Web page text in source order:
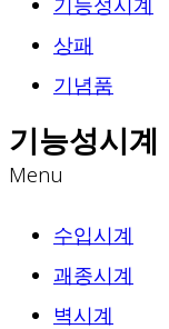
상패
기념품
기능성시계
Menu
수입시계
괘종시계
벽시계